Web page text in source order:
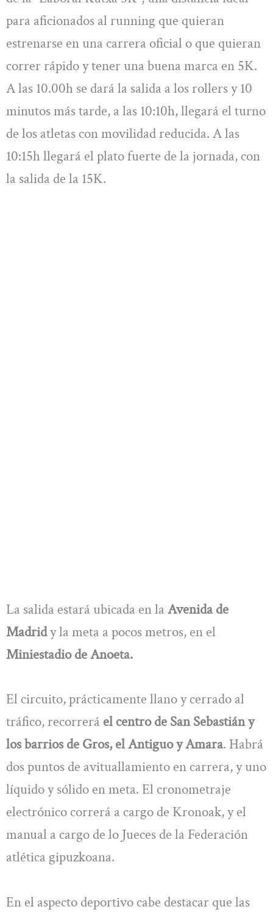
para aficionados al running que quieran
estrenarse en una carrera oficial o que quieran
correr rápido y tener una buena marca en 5K.
A las 10.00h se dará la salida a los rollers y 10
minutos más tarde, a las 10:10h, llegará el turno
de los atletas con movilidad reducida. A las
10:15h llegará el plato fuerte de la jornada, con
la salida de la 15K.
La salida estará ubicada en la Avenida de
Madridy la meta a pocos metros, en el
Miniestadio de Anoeta.
El circuito, prácticamente llano y cerrado al
tráfico, recorrerá el centro de San Sebastián y
los barrios de Gros, el Antiguo y Amara. Habrá
dos puntos de avituallamiento en carrera, y uno
líquido y sólido en meta. El cronometraje
electrónico correrá a cargo de Kronoak, y el
manual a cargo de lo Jueces de la Federación
atlética gipuzkoana.
En el aspecto deportivo cabe destacar que las